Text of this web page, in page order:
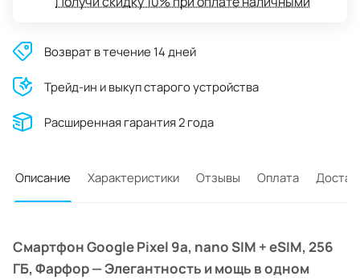
Возврат в течение 14 дней
Трейд-ин и выкуп старого устройства
Расширенная гарантия 2 года
Описание Характеристики Отзывы Оплата
Смартфон Google Pixel 9a, nano SIM + eSIM, 256
ГБ, Фарфор — Элегантность и мощь в одном